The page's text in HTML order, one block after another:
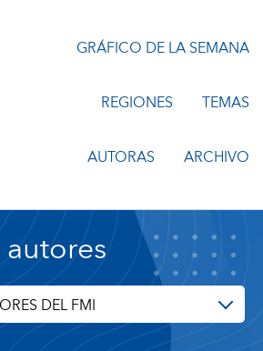
GRÁFICO DE LA SEMANA
REGIONES TEMAS
AUTORAS ARCHIVO
DEL FMI